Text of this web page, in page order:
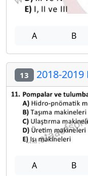
A B
13 2018-2019
A B